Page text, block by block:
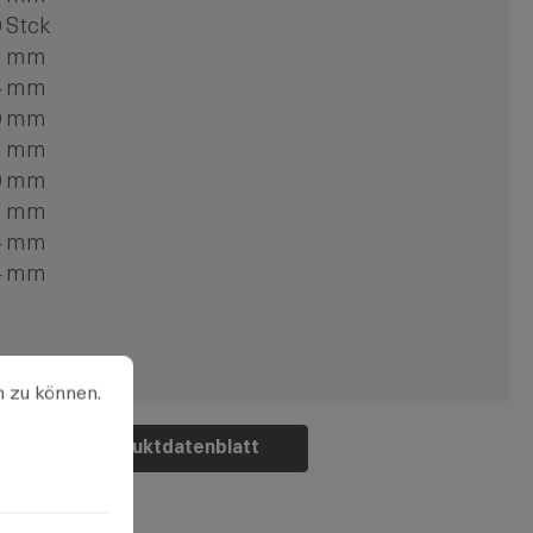
Stck
mm
mm
mm
mm
mm
mm
mm
mm
Produktdatenblatt
Mehr Informationen ...
zu können.